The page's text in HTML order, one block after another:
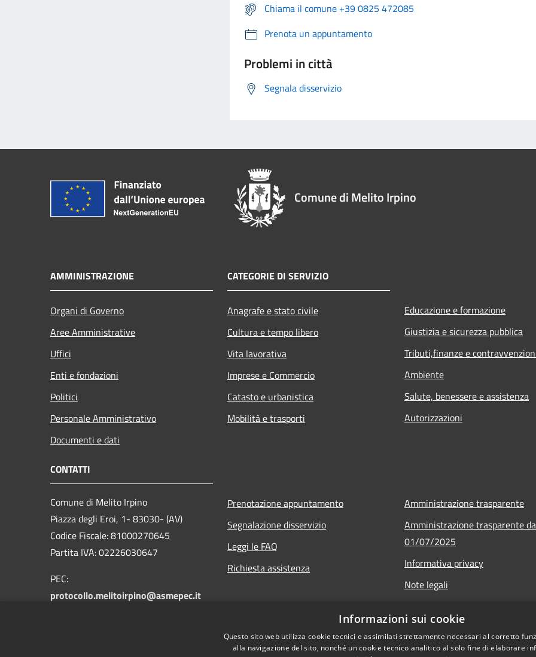
Chiama il comune +39 0825 472085
Prenota un appuntamento
Problemi in città
Segnala disservizio
Comune di Melito Irpino
AMMINISTRAZIONE
Organi di Governo
Aree Amministrative
Uffici
Enti e fondazioni
Politici
Personale Amministrativo
Documenti e dati
CATEGORIE DI SERVIZIO
Anagrafe e stato civile
Cultura e tempo libero
Vita lavorativa
Imprese e Commercio
Catasto e urbanistica
Mobilità e trasporti
Educazione e formazione
Giustizia e sicurezza pubblica
Tributi,finanze e
Ambiente
Salute, benessere e assistenza
Autorizzazioni
CONTATTI
Comune di Melito Irpino
Piazza degli Eroi, 1- 83030- (AV)
Codice Fiscale: 81000270645
Partita IVA: 02226030647
PEC:
protocollo.melitoirpino@asmepec.it
Prenotazione appuntamento
Segnalazione disservizio
Leggi le FAQ
Richiesta assistenza
Amministrazione trasparente
Amministrazione trasparente
01/07/2025
Informativa privacy
Note legali
Whistleblowing
Informazioni sui cookie
Questo sito web utilizza cookie tecnici e assimilati strettamente necessari al corretto
alla navigazione del sito, nonché un cookie tecnico analitico al solo fine di elaborare